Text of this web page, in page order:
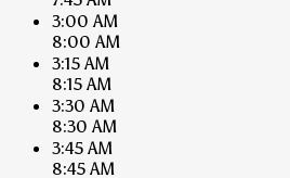
3:00 AM
8:00 AM
3:15 AM
8:15 AM
3:30 AM
8:30 AM
3:45 AM
8:45 AM